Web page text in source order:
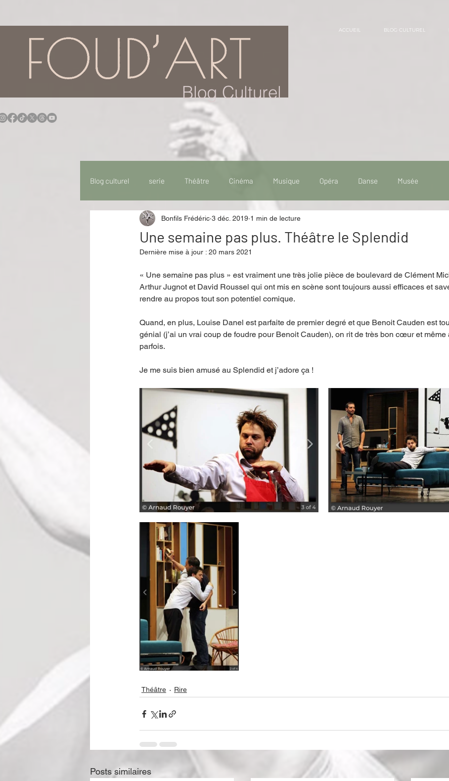
Blog Culturel
ACCUEIL BLOG CULTUREL
Blog culturel serie Théâtre Cinéma Musique Opéra Danse Musée
Idées Sorties Idée de voyage Fooding - Restaurant
Événement Validé par Romane. Spécial Famille
Offre spéciale Annuaire Théâtre - Musée Hommage
Une semaine pas plus. Théâtre le Splendid
Bonfils Frédéric 3 déc. 2019 1 min de lecture
Dernière mise à jour : 20 mars 2021
« Une semaine pas plus » est vraiment une très jolie pièce de boulevard de Clément
Arthur Jugnot et David Roussel qui ont mis en scène sont toujours aussi efficaces et
rendre au propos tout son potentiel comique.
Quand, en plus, Louise Danel est parfaite de premier degré et que Benoit Cauden est
génial (j’ai un vrai coup de foudre pour Benoit Cauden), on rit de très bon cœur et même
parfois.
Je me suis bien amusé au Splendid et j’adore ça !
Théâtre Rire
Posts similaires